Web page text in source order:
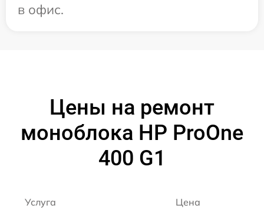
в офис.
Цены на ремонт
моноблока HP ProOne
400 G1
Услуга Цена